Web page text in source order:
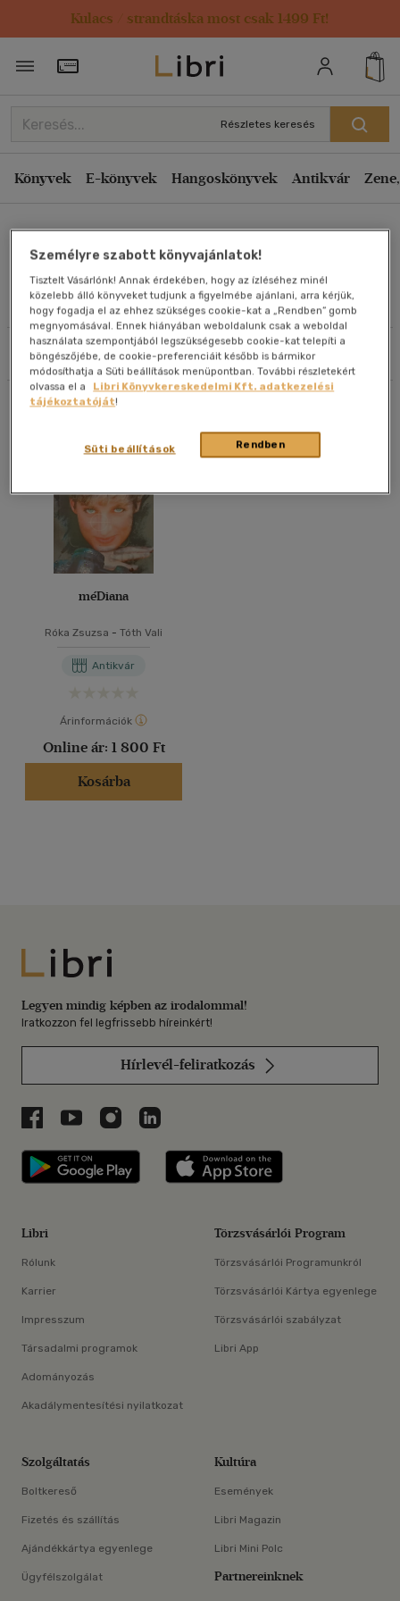
Kulacs / strandtáska most csak 1499 Ft!
Törzsvásárlói Kártya adatai
Részletes keresés
Könyvek E-könyvek Hangoskönyvek Antikvár
Róka Zsuzsa
Művei
Szűrés Rendezés
Rendezés
Kiadás éve szerint csökkenő
Ár szerint csökkenő
Eladott darabszám szerint csökkenő
Eladott darabszám szerint növekvő
Cím szerint A-Z
Szerző szerint A-Z
Megjelenítés
20 db / oldal
Alkalmaz
méDiana
Róka Zsuzsa - Tóth Vali
Antikvár
Árinformációk
Online ár: 1 800 Ft
Kosárba
Libri
Legyen mindig képben az irodalommal!
Iratkozzon fel legfrissebb híreinkért!
Hírlevél-feliratkozás
Libri a Facebookon
Libri a Youtube-on
Libri az Instagramon
Libri a LinkedInen
Libri applikáció Szerezd meg: Google
Libri
Rólunk
Karrier
Impresszum
Társadalmi programok
Adományozás
Akadálymentesítési nyilatkozat
Törzsvásárlói Program
Törzsvásárlói Programunkról
Törzsvásárlói Kártya egyenlege
Törzsvásárlói szabályzat
Libri App
Szolgáltatás
Boltkereső
Fizetés és szállítás
Ajándékkártya egyenlege
Ügyfélszolgálat
Kultúra
Események
Libri Magazin
Libri Mini Polc
Partnereinknek
Személyre szabott könyvajánlatok!
Tisztelt Vásárlónk! Annak érdekében, hogy az ízléséhez minél
közelebb álló könyveket tudjunk a figyelmébe ajánlani, arra kérjük,
hogy fogadja el az ehhez szükséges cookie-kat a „Rendben” gomb
megnyomásával. Ennek hiányában weboldalunk csak a weboldal
használata szempontjából legszükségesebb cookie-kat telepíti a
böngészőjébe, de cookie-preferenciáit később is bármikor
módosíthatja a Süti beállítások menüpontban. További részletekért
olvassa el a
Libri Könyvkereskedelmi Kft. adatkezelési
tájékoztatóját!
Rendben
Süti beállítások